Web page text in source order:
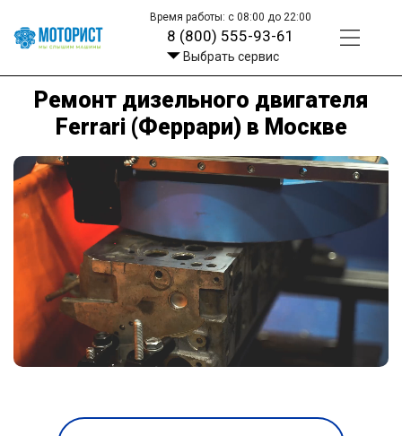
Время работы: с 08:00 до 22:00
8 (800) 555-93-61
Выбрать сервис
Ремонт дизельного двигателя
Ferrari (Феррари) в Москве